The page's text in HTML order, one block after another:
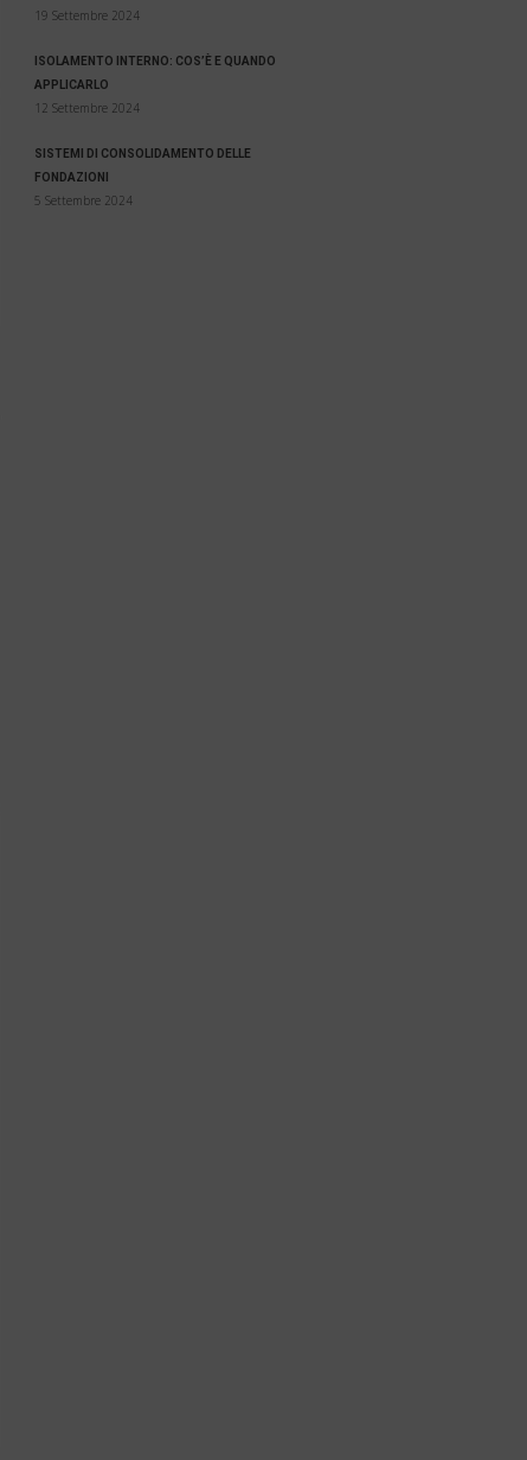
19 Settembre 2024
ISOLAMENTO INTERNO: COS’È E QUANDO
APPLICARLO
12 Settembre 2024
SISTEMI DI CONSOLIDAMENTO DELLE
FONDAZIONI
5 Settembre 2024